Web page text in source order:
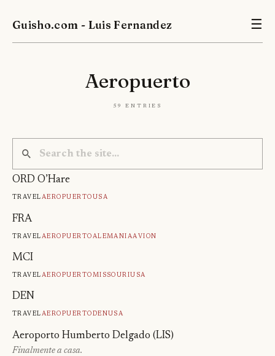
Guisho.com - Luis Fernandez ☰
Aeropuerto
59 entries
ORD O’Hare
TravelAeropuertoUsa
FRA
TravelAeropuertoAlemaniaAvion
MCI
TravelAeropuertoMissouriUsa
DEN
TravelAeropuertoDenUsa
Aeroporto Humberto Delgado (LIS)
Finalmente a casa.